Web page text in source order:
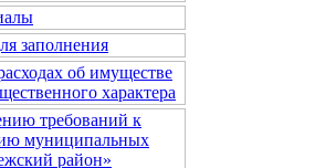
заполнения
об имуществе
характера
требований к
муниципальных
район»